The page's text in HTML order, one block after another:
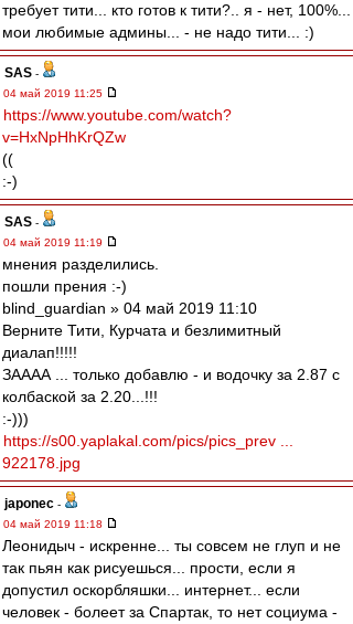
требует тити... кто готов к тити?.. я - нет, 100%...
мои любимые админы... - не надо тити... :)
SAS -
04 май 2019 11:25
https://www.youtube.com/watch?
v=HxNpHhKrQZw
((
:-)
SAS -
04 май 2019 11:19
мнения разделились.
пошли прения :-)
blind_guardian » 04 май 2019 11:10
Верните Тити, Курчата и безлимитный
диалап!!!!!
ЗАААА ... только добавлю - и водочку за 2.87 с
колбаской за 2.20...!!!
:-)))
https://s00.yaplakal.com/pics/pics_prev ...
922178.jpg
japonec -
04 май 2019 11:18
Леонидыч - искренне... ты совсем не глуп и не
так пьян как рисуешься... прости, если я
допустил оскорбляшки... интернет... если
человек - болеет за Спартак, то нет социума -